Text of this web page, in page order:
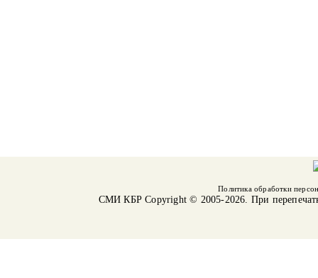
Политика обработки
СМИ КБРCopyright © 2005-2026. При